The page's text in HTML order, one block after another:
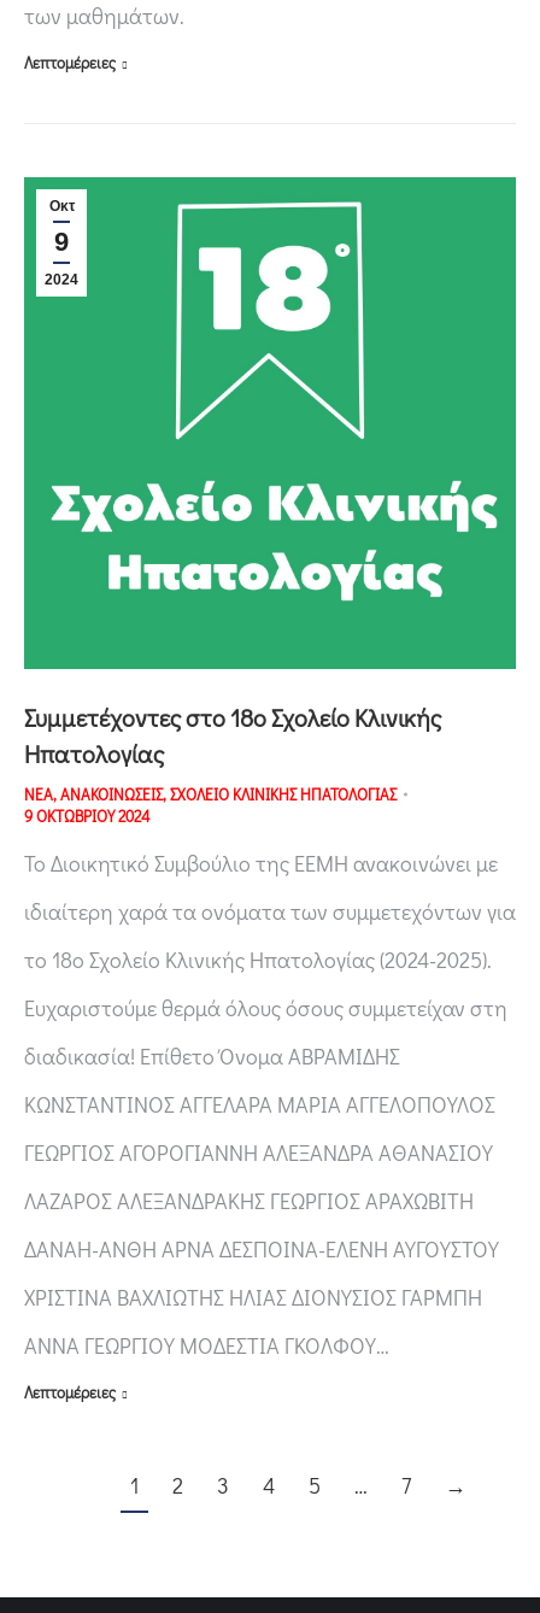
των μαθημάτων.
Λεπτομέρειες
Οκτ
9
2024
Συμμετέχοντες στο 18ο Σχολείο Κλινικής
Ηπατολογίας
ΝΕΑ,ΑΝΑΚΟΙΝΩΣΕΙΣ,ΣΧΟΛΕΙΟ ΚΛΙΝΙΚΗΣ ΗΠΑΤΟΛΟΓΙΑΣ
9 ΟΚΤΩΒΡΙΟΥ 2024
Το Διοικητικό Συμβούλιο της ΕΕΜΗ ανακοινώνει με
ιδιαίτερη χαρά τα ονόματα των συμμετεχόντων για
το 18ο Σχολείο Κλινικής Ηπατολογίας (2024-2025).
Ευχαριστούμε θερμά όλους όσους συμμετείχαν στη
διαδικασία! Επίθετο Όνομα ΑΒΡΑΜΙΔΗΣ
ΚΩΝΣΤΑΝΤΙΝΟΣ ΑΓΓΕΛΑΡΑ ΜΑΡΙΑ ΑΓΓΕΛΟΠΟΥΛΟΣ
ΓΕΩΡΓΙΟΣ ΑΓΟΡΟΓΙΑΝΝΗ ΑΛΕΞΑΝΔΡΑ ΑΘΑΝΑΣΙΟΥ
ΛΑΖΑΡΟΣ ΑΛΕΞΑΝΔΡΑΚΗΣ ΓΕΩΡΓΙΟΣ ΑΡΑΧΩΒΙΤΗ
ΔΑΝΑΗ-ΑΝΘΗ ΑΡΝΑ ΔΕΣΠΟΙΝΑ-ΕΛΕΝΗ ΑΥΓΟΥΣΤΟΥ
ΧΡΙΣΤΙΝΑ ΒΑΧΛΙΩΤΗΣ ΗΛΙΑΣ ΔΙΟΝΥΣΙΟΣ ΓΑΡΜΠΗ
ΑΝΝΑ ΓΕΩΡΓΙΟΥ ΜΟΔΕΣΤΙΑ ΓΚΟΛΦΟΥ…
Λεπτομέρειες
1 2 3 4 5 … 7 →